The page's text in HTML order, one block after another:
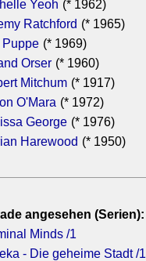
Yeoh (* 1962)
Ratchford (* 1965)
Puppe (* 1969)
Orser (* 1960)
Mitchum (* 1917)
O'Mara (* 1972)
George (* 1976)
Harewood (* 1950)
angesehen (Serien):
Minds /1
- Die geheime Stadt /1